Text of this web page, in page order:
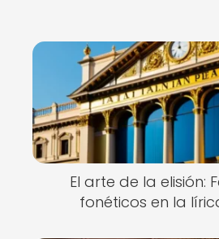
El arte de la elisión:
fonéticos en la